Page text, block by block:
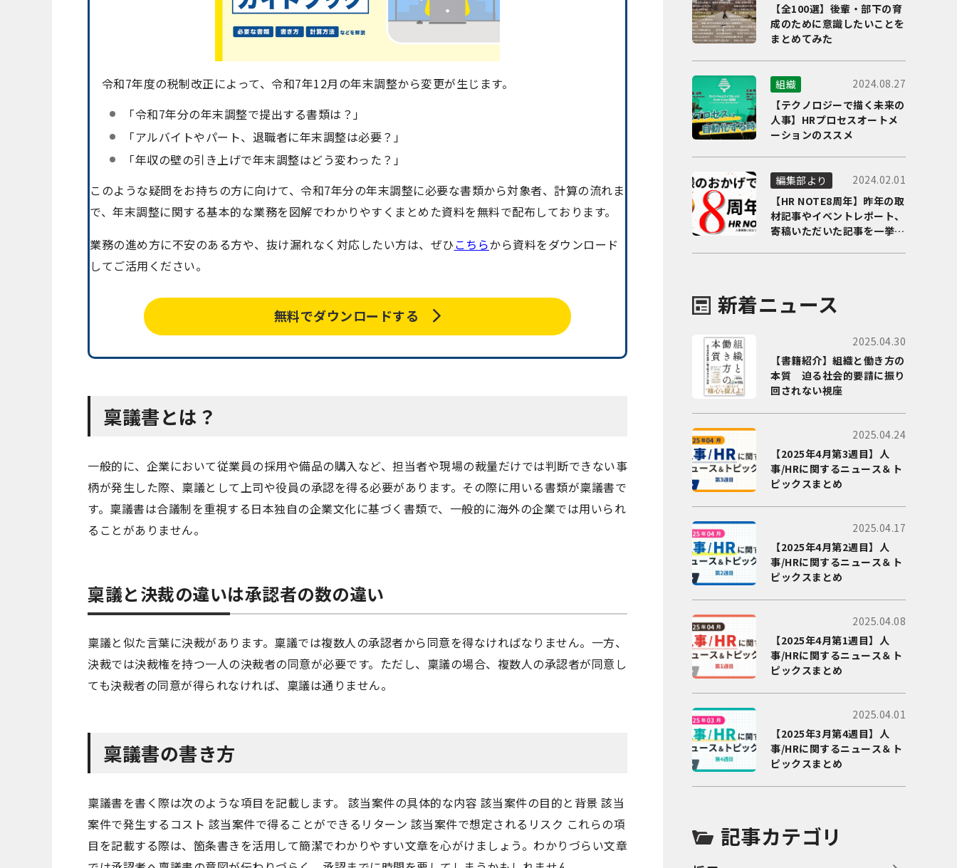
令和7年度の税制改正によって、令和7年12月の年末調整から変更が生じます。
「令和7年分の年末調整で提出する書類は？」
「アルバイトやパート、退職者に年末調整は必要？」
「年収の壁の引き上げで年末調整はどう変わった？」
このような疑問をお持ちの方に向けて、令和7年分の年末調整に必要な書類から対象者、計算の流れま
で、年末調整に関する基本的な業務を図解でわかりやすくまとめた資料を無料で配布しております。
業務の進め方に不安のある方や、抜け漏れなく対応したい方は、ぜひこちらから資料をダウンロード
してご活用ください。
無料でダウンロードする
稟議書とは？
一般的に、企業において従業員の採用や備品の購入など、担当者や現場の裁量だけでは判断できない事
柄が発生した際、稟議として上司や役員の承認を得る必要があります。その際に用いる書類が稟議書で
す。稟議書は合議制を重視する日本独自の企業文化に基づく書類で、一般的に海外の企業では用いられ
ることがありません。
稟議と決裁の違いは承認者の数の違い
稟議と似た言葉に決裁があります。稟議では複数人の承認者から同意を得なければなりません。一方、
決裁では決裁権を持つ一人の決裁者の同意が必要です。ただし、稟議の場合、複数人の承認者が同意し
ても決裁者の同意が得られなければ、稟議は通りません。
稟議書の書き方
稟議書を書く際は次のような項目を記載します。 該当案件の具体的な内容 該当案件の目的と背景 該当
案件で発生するコスト 該当案件で得ることができるリターン 該当案件で想定されるリスク これらの項
目を記載する際は、箇条書きを活用して簡潔でわかりやすい文章を心がけましょう。わかりづらい文章
【全100選】後輩・部下の育
成のために意識したいことを
まとめてみた
組織
2024.08.27
【テクノロジーで描く未来の
人事】HRプロセスオートメ
ーションのススメ
編集部より
2024.02.01
【HR NOTE8周年】昨年の取
材記事やイベントレポート、
寄稿いただいた記事を一挙に
新着ニュース
2025.04.30
【書籍紹介】組織と働き方の
本質 迫る社会的要請に振り
回されない視座
2025.04.24
【2025年4月第3週目】人
事/HRに関するニュース＆ト
ピックスまとめ
2025.04.17
【2025年4月第2週目】人
事/HRに関するニュース＆ト
ピックスまとめ
2025.04.08
【2025年4月第1週目】人
事/HRに関するニュース＆ト
ピックスまとめ
2025.04.01
【2025年3月第4週目】人
事/HRに関するニュース＆ト
ピックスまとめ
記事カテゴリ